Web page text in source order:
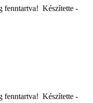
Vajdaiskola.hu © 2012-2023 Minden jog fenntartva! ‎‎‏‏‎ ‎Készítette -
Vajdaiskola.hu © 2012-2020 Minden jog fenntartva! ‎‎‏‏‎ ‎Készítette -